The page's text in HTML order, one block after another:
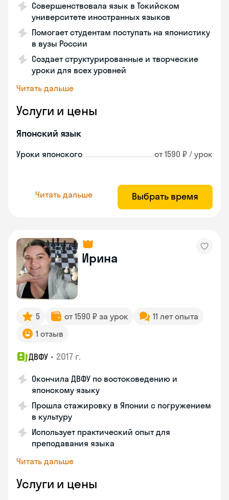
Совершенствовала язык в Токийском
университете иностранных языков
Помогает студентам поступать на японистику
в вузы России
Создает структурированные и творческие
уроки для всех уровней
Читать дальше
Услуги и цены
Японский язык
Уроки японского от 1590 ₽ / урок
Читать дальше Выбрать время
Ирина
5 от 1590 ₽ за урок
11 лет опыта
1 отзыв
ДВФУ • 2017 г.
Окончила ДВФУ по востоковедению и
японскому языку
Прошла стажировку в Японии с погружением
в культуру
Использует практический опыт для
преподавания языка
Читать дальше
Услуги и цены